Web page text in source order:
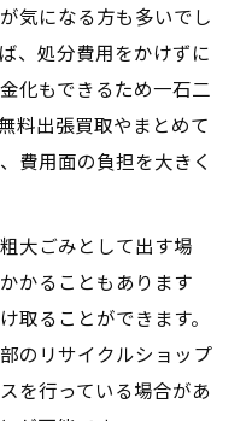
気になる方も多いでし
、処分費用をかけずに
化もできるため一石二
料出張買取やまとめて
費用面の負担を大きく
大ごみとして出す場
かることもあります
取ることができます。
のリサイクルショップ
を行っている場合があ